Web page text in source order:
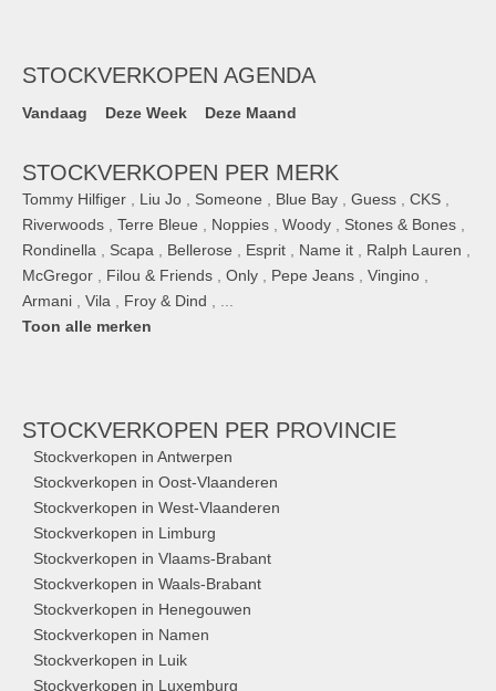
STOCKVERKOPEN AGENDA
Vandaag Deze Week Deze Maand
STOCKVERKOPEN PER MERK
Tommy Hilfiger Liu Jo Someone Blue Bay Guess CKS
Riverwoods
Terre Bleue Noppies Woody Stones & Bones
Rondinella
Scapa Bellerose Esprit Name it Ralph Lauren
McGregor
Filou & Friends Only Pepe Jeans Vingino
Armani
Vila Froy & Dind
Toon alle merken
STOCKVERKOPEN PER PROVINCIE
Stockverkopen in Antwerpen
Stockverkopen in Oost-Vlaanderen
Stockverkopen in West-Vlaanderen
Stockverkopen in Limburg
Stockverkopen in Vlaams-Brabant
Stockverkopen in Waals-Brabant
Stockverkopen in Henegouwen
Stockverkopen in Namen
Stockverkopen in Luik
Stockverkopen in Luxemburg